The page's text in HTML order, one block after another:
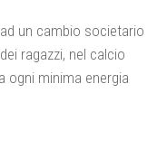
un cambio societario
ragazzi, nel calcio
ogni minima energia